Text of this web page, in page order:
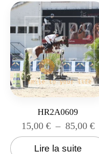
HR2A0609
15,00 € – 85,00 €
Lire la suite